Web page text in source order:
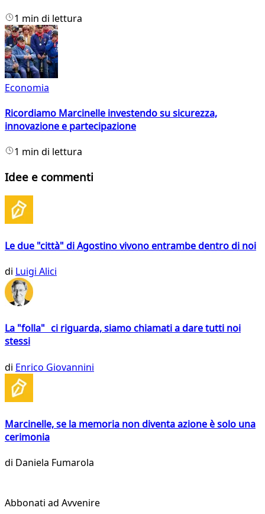
1 min di lettura
Economia
Ricordiamo Marcinelle investendo su sicurezza,
innovazione e partecipazione
1 min di lettura
Idee e commenti
Le due "città" di Agostino vivono entrambe dentro di noi
di Luigi Alici
La "folla" ci riguarda, siamo chiamati a dare tutti noi
stessi
di Enrico Giovannini
Marcinelle, se la memoria non diventa azione è solo una
cerimonia
di Daniela Fumarola
Abbonati ad Avvenire